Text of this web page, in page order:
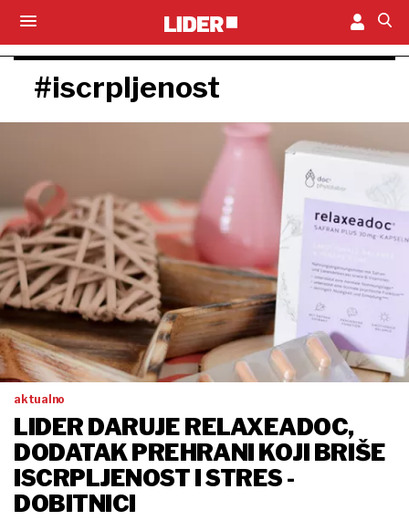
#iscrpljenost
aktualno
LIDER DARUJE RELAXEADOC,
DODATAK PREHRANI KOJI BRIŠE
ISCRPLJENOST I STRES -
DOBITNICI